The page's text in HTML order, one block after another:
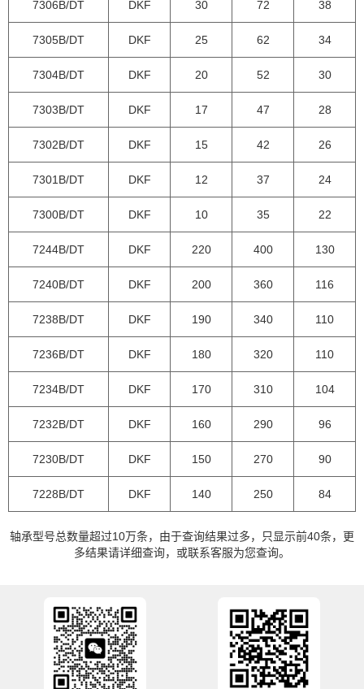
7306B/DT DKF 30 72 38
7305B/DT DKF 25 62 34
7304B/DT DKF 20 52 30
7303B/DT DKF 17 47 28
7302B/DT DKF 15 42 26
7301B/DT DKF 12 37 24
7300B/DT DKF 10 35 22
7244B/DT DKF 220 400 130
7240B/DT DKF 200 360 116
7238B/DT DKF 190 340 110
7236B/DT DKF 180 320 110
7234B/DT DKF 170 310 104
7232B/DT DKF 160 290 96
7230B/DT DKF 150 270 90
7228B/DT DKF 140 250 84
轴承型号总数量超过10万条，由于查询结果过多，只显示前40条，更
多结果请详细查询，或联系客服为您查询。